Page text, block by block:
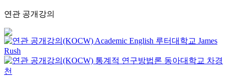
연관 공개강의
Academic English 루터대학교 James
Rush
통계적 연구방법론 동아대학교 차경
천